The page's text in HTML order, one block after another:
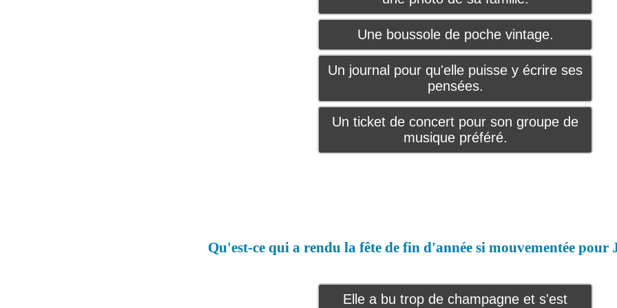
Une boussole de poche vintage.
Un journal pour qu'elle puisse y écrire ses
pensées.
Un ticket de concert pour son groupe de
musique préféré.
Qu'est-ce qui a rendu la fête de fin d'année si mouvementée pour
Elle a bu trop de champagne et s'est